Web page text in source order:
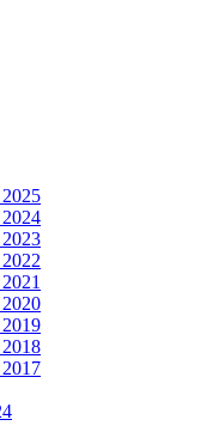
2025
2024
2023
2020
2019
2018
2017